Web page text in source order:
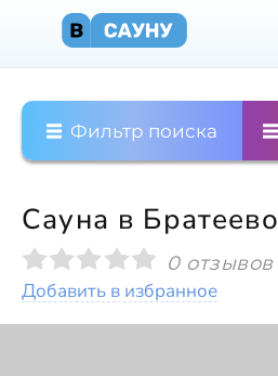
Фильтр поиска
Сауна в Братеево
0 отзывов
Добавить в избранное